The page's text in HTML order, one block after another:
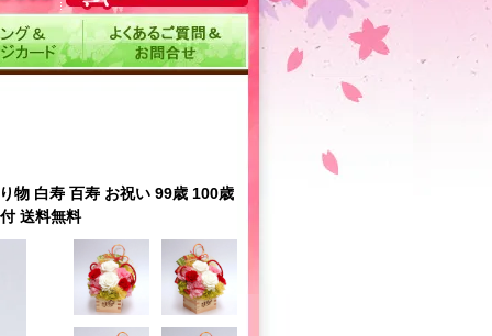
物 白寿 百寿 お祝い 99歳 100歳
送料無料